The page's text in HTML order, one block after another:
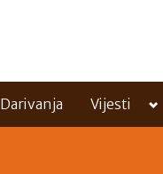
Darivanja Vijesti